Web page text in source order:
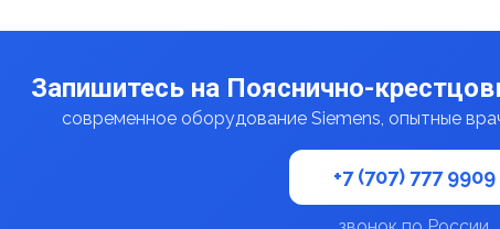
Запишитесь на Пояснично-
современное оборудование Siemens, опытные
+7 (707) 777 9909